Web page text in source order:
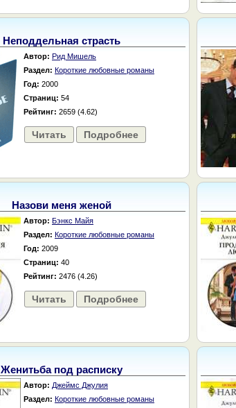
Неподдельная страсть
Автор: Рид Мишель
Раздел: Короткие любовные романы
Год: 2000
Страниц: 54
Рейтинг: 2659 (4.62)
Читать Подробнее
Назови меня женой
Автор: Бэнкс Майя
Раздел: Короткие любовные романы
Год: 2009
Страниц: 40
Рейтинг: 2476 (4.26)
Читать Подробнее
Женитьба под расписку
Автор: Джеймс Джулия
Раздел: Короткие любовные романы